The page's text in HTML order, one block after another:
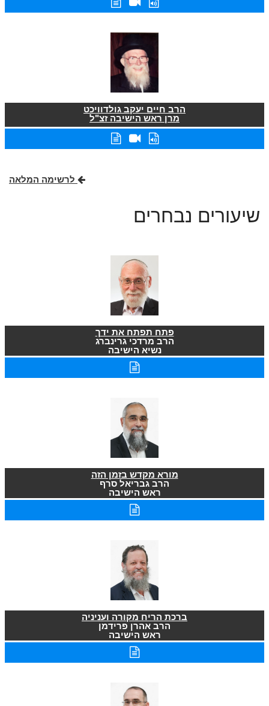
הרב חיים יעקב גולדוויכט
מרן ראש הישיבה זצ"ל
לרשימה המלאה
שיעורים נבחרים
פתח תפתח את ידך
הרב מרדכי גרינברג
נשיא הישיבה
מורא מקדש בזמן הזה
הרב גבריאל סרף
ראש הישיבה
ברכת הריח מקורה ועניניה
הרב אהרן פרידמן
ראש הישיבה